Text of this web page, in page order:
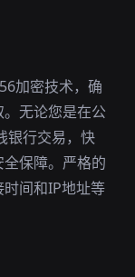
加密技术，确
无论您是在公
银行交易，快
保障。严格的
间和IP地址等